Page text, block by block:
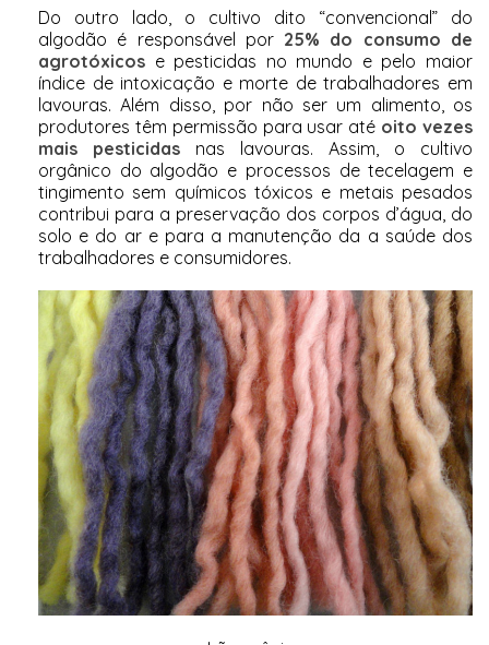
Do outro lado, o cultivo dito “convencional” do
algodão é responsável por 25% do consumo de
agrotóxicos e pesticidas no mundo e pelo maior
índice de intoxicação e morte de trabalhadores em
lavouras. Além disso, por não ser um alimento, os
produtores têm permissão para usar até oito vezes
mais pesticidas
nas lavouras. Assim, o cultivo
orgânico do algodão e processos de tecelagem e
tingimento sem químicos tóxicos e metais pesados
contribui para a preservação dos corpos d’água, do
solo e do ar e para a manutenção da a saúde dos
trabalhadores e consumidores.